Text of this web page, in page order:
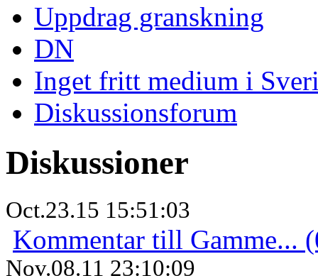
Uppdrag granskning
DN
Inget fritt medium i
Diskussionsforum
Diskussioner
Oct.23.15 15:51:03
Kommentar till Gamme...
Nov.08.11 23:10:09